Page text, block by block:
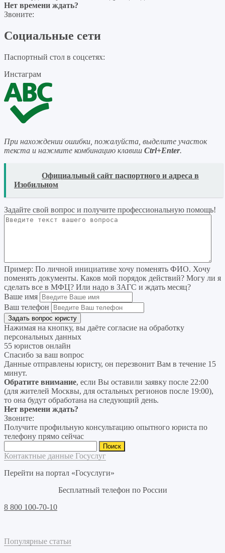
Нет времени ждать?
Звоните:
Социальные сети
Паспортный стол в соцсетях:
Инстаграм
При нахождении ошибки, пожалуйста, выделите участок
текста и нажмите комбинацию клавиш Ctrl+Enter.
Официальный сайт паспортного и адреса в
Изобильном
Задайте свой вопрос и получите профессиональную помощь!
Пример: По личной инициативе хочу поменять ФИО. Хочу
поменять документы. Каков мой порядок действий? Могу ли я
сделать все в МФЦ? Или надо в ЗАГС и ждать месяц?
Ваше имя
Ваш телефон
Нажимая на кнопку, вы даёте согласие на обработку
персональных данных
55 юристов онлайн
Спасибо за ваш вопрос
Данные отправлены юристу, он перезвонит Вам в течение 15
минут.
Обратите внимание, если Вы оставили заявку после 22:00
(для жителей Москвы, для остальных регионов после 19:00),
то она будут обработана на следующий день.
Нет времени ждать?
Звоните:
Получите профильную консультацию опытного юриста по
телефону прямо сейчас
Контактные данные Госуслуг
Перейти на портал «Госуслуги»
Бесплатный телефон по России
8 800 100-70-10
Популярные статьи